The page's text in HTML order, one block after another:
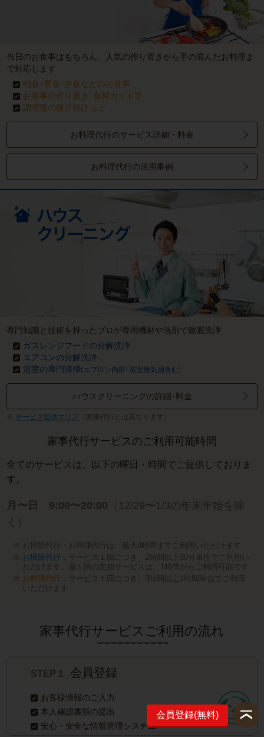
当日のお食事はもちろん、人気の作り置きから手の混んだお料理ま
で対応します
朝食･昼食･夕食などのお食事
お食事の作り置き･食材カット等
調理後の後片付け など
お料理代行のサービス詳細・料金
お料理代行の活用事例
専門知識と技術を持ったプロが専用機材や洗剤で徹底洗浄
ガスレンジフードの分解洗浄
エアコンの分解洗浄
浴室の専門清掃(エプロン内部･浴室換気扇含む)
ハウスクリーニングの詳細･料金
サービス提供エリア （家事代行とは異なります）
家事代行サービスのご利用可能時間
全てのサービスは、以下の曜日・時間でご提供しておりま
す。
月〜日 9:00〜20:00 （12/29〜1/3の年末年始を除
く）
お掃除代行・お料理代行は、最大4時間までご利用いただけます
お掃除代行 ：サービス１回につき、2時間以上30分単位でご利用い
ただけます。週１回の定期サービスは、1時間からご利用可能です
お料理代行 ：サービス１回につき、3時間以上1時間単位でご利用
いただけます
家事代行サービスご利用の流れ
STEP１ 会員登録
お客様情報のご入力
本人確認書類の提出
安心・安全な情報管理システム
会員登録(無料)